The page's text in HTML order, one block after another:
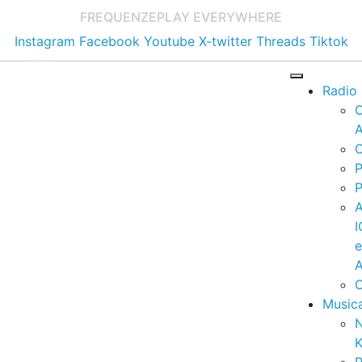
FREQUENZEPLAY EVERYWHERE
Instagram Facebook Youtube X-twitter Threads Tiktok
Radio
e